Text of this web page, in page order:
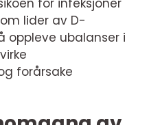
lider av D-
oppleve ubalanser i
forårsake